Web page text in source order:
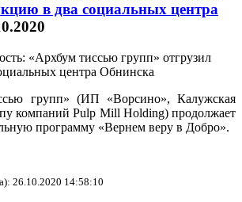
в два социальных центра
групп» (ИП «Ворсино», Калужская
компаний Pulp Mill Holding) продолжает
программу «Вернем веру в Добро».
26.10.2020 14:58:10